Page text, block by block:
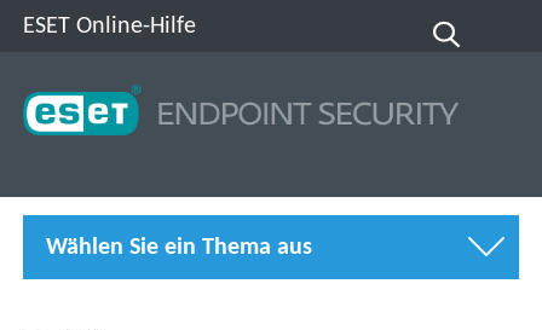
ESET Online-Hilfe
Wählen Sie ein Thema aus